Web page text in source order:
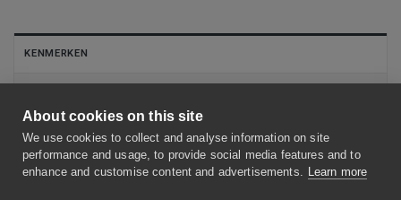
About cookies on this site
We use cookies to collect and analyse information on site
performance and usage, to provide social media features and to
enhance and customise content and advertisements. Learn more
KENMERKEN
IP66-behuizing (IP54 met aanraakschermoptie)
Verbinding met GBS via BACnet IP